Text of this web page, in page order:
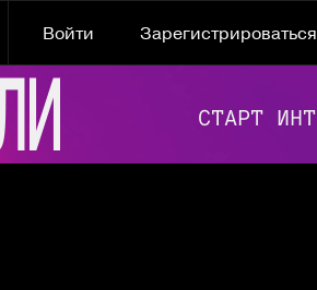
Войти
Зарегистрироваться